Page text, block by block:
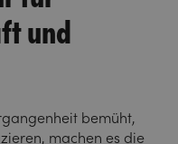
und
bemüht,
machen es die